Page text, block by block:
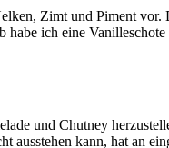
Zimt und Piment
habe ich eine
und Chutney
ausstehen kann, hat an